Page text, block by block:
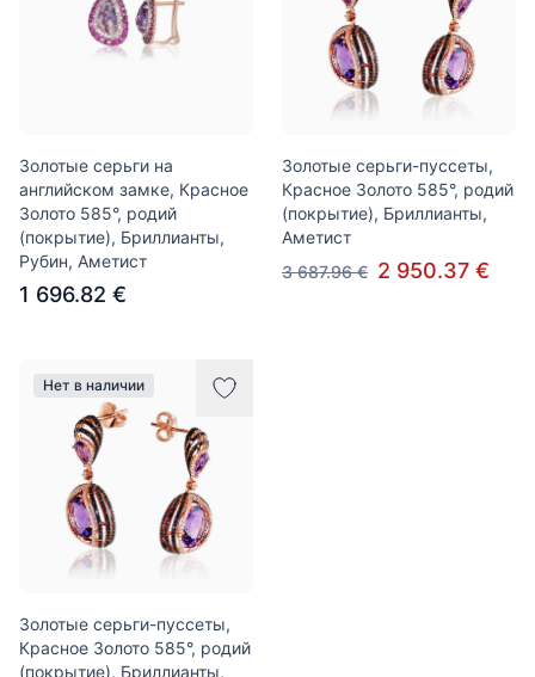
Золотые серьги на
английском замке, Красное
Золото 585°, родий
(покрытие), Бриллианты,
Рубин, Аметист
1 696.82 €
Золотые серьги-пуссеты,
Красное Золото 585°, родий
(покрытие), Бриллианты,
Аметист
3 687.96 € 2 950.37 €
Нет в наличии
Золотые серьги-пуссеты,
Красное Золото 585°, родий
(покрытие), Бриллианты,